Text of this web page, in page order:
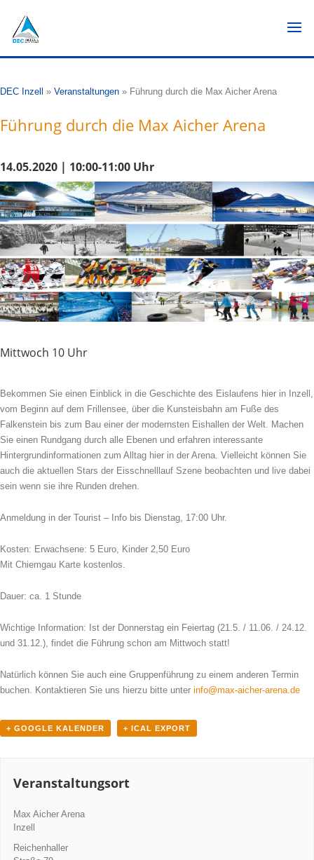
DEC Inzell » Veranstaltungen » Führung durch die Max Aicher Arena
Führung durch die Max Aicher Arena
14.05.2020 | 10:00-11:00 Uhr
Mittwoch 10 Uhr
Bekommen Sie einen Einblick in die Geschichte des Eislaufens hier in Inzell,
vom Beginn auf dem Frillensee, über die Kunsteisbahn am Fuße des
Falkenstein bis zum Bau einer der modernsten Eishallen der Welt. Machen
Sie einen Rundgang durch alle Ebenen und erfahren interessante
Hintergrundinformationen zum Alltag hier in der Arena. Vielleicht können Sie
auch die aktuellen Stars der Eisschnelllauf Szene beobachten und live dabei
sein wenn sie ihre Runden drehen.
Anmeldung in der Tourist – Info bis Dienstag, 17:00 Uhr.
Kosten: Erwachsene: 5 Euro, Kinder 2,50 Euro
Mit Chiemgau Karte kostenlos.
Dauer: ca. 1 Stunde
Wichtige Information: Ist der Donnerstag ein Feiertag (21.5. / 11.06. / 24.12.
und 31.12.), findet die Führung schon am Mittwoch statt!
Natürlich können Sie auch eine Gruppenführung zu einem anderen Termin
buchen. Kontaktieren Sie uns hierzu bitte unter info@max-aicher-arena.de
+ GOOGLE KALENDER + ICAL EXPORT
Veranstaltungsort
Max Aicher Arena
Inzell
Reichenhaller